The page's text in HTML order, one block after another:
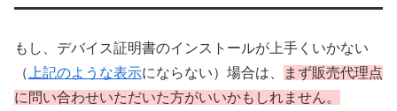
もし、デバイス証明書のインストールが上手くいかない
（ 上記のような表示にならない）場合は、 まず販売代理点
に問い合わせいただいた方がいいかもしれません。